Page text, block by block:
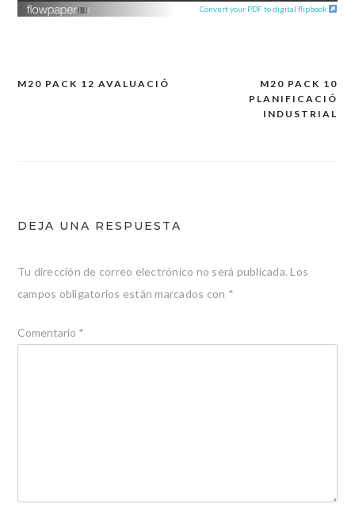
Convert your PDF to digital flipbook
Navegación
M20 PACK 10
PLANIFICACIÓ
INDUSTRIAL
M20 PACK 12 AVALUACIÓ
DEJA UNA RESPUESTA
Tu dirección de correo electrónico no será publicada. Los
campos obligatorios están marcados con *
Comentario *